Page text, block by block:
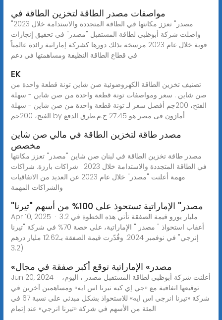
مواصفات مصدر الطاقة لتخزين الطاقة في
"مصدر" تعزز مكانتها في الطاقة المتجددة والاستدامة خلال 2023
واصلت شركة أبوظبي لطاقة المستقبل "مصدر" في تحقيق إنجازات
قوية خلال عام 2023 مرسخة بذلك دورها كشركة إماراتية رائدة عالمياً
في قطاع الطاقة النظيفة ومساهمتها في دعم
EK
تصنيف تخزين الطاقة الكهروضوئية صن شاين تونة قطعة واحدة من
صن شاين . سعر ومواصفات تونة قطعة واحدة من صن شاين - سهلة
الفتح، 200جم أفضل سعر لـ تونة قطعة واحدة من صن شاين - سهلة
الفتح، 200جم by أمازون فى مصر هو 27.45 ج.م.طرق الدفع
مصدر طاقة لتخزين الطاقة في مالي صن شاين
مخصص
مصدر طاقة تخزين الطاقة في لبنان صن شاين "مصدر" تعزز مكانتها
في الطاقة المتجددة والاستدامة خلال 2023 . شراكات بارزة. شراكات
مهمة أعلنت "مصدر" خلال عام 2023 عن العديد من الاتفاقيات
والشراكات المهمة
"مصدر" الإماراتية تستحوذ على 100% من أسهم "تيرنا
Apr 10, 2025 · 3.2 مليار يورو قيمة الصفقة تأتي هذه الخطوة في
أعقاب استحواذ " مصدر " الإماراتية، على حصة 70% في شركة "تيرنا
إنرجي" في نوفمبر 2024. وقُدّرت قيمة الصفقة بـ12.62 مليار درهم
(3.2
«مصدر» الإماراتية توقع أكبر صفقة في مجال
Jun 20, 2024 · أعلنت شركة أبوظبي لطاقة المستقبل مصدر ، اليوم،
توقيعها اتفاقية مع «جي إي كيه تيرنا اس ايه» ومساهمين آخرين في
شركة «تيرنا انرجي اس ايه» للاستحواذ بشكل مبدئي على نسبة 67 في
المئة من الأسهم في شركة «تيرنا انرجي» عند إتمام